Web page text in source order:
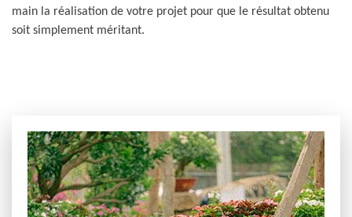
main la réalisation de votre projet pour que le résultat obtenu
soit simplement méritant.